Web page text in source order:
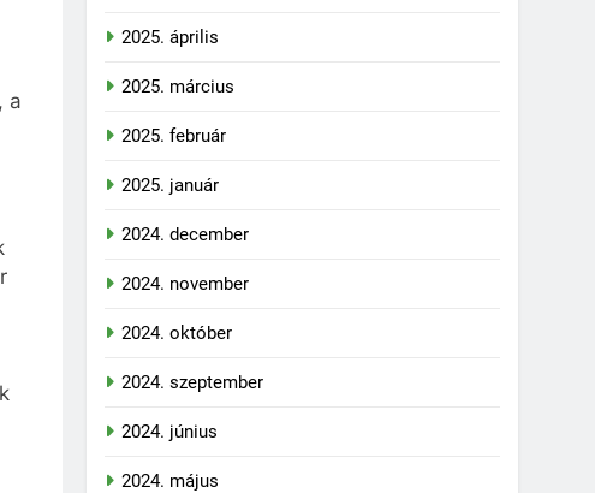
a
2025. április
2025. március
2025. február
2025. január
2024. december
2024. november
2024. október
2024. szeptember
2024. június
2024. május